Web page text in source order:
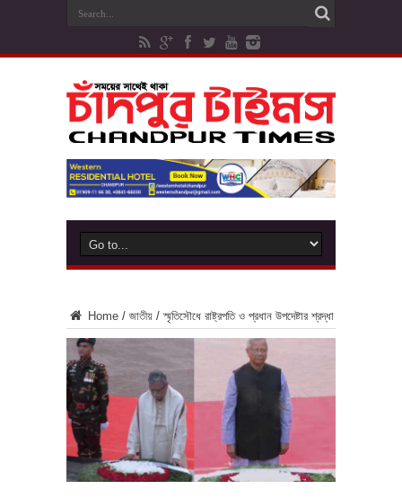
Home / জাতীয় / স্মৃতিসৌধে রাষ্ট্রপতি ও প্রধান উপদেষ্টার শ্রদ্ধা